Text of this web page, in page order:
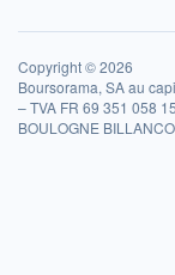
Copyright © 2026
Boursorama, SA au
– TVA FR 69 351 058
BOULOGNE